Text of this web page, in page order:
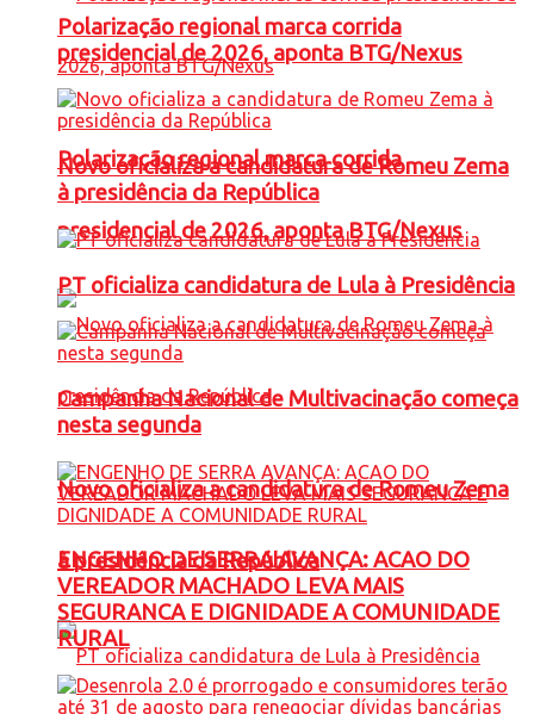
Polarização regional marca corrida
presidencial de 2026, aponta BTG/Nexus
Novo oficializa a candidatura de Romeu Zema
à presidência da República
Polarização regional marca corrida
presidencial de 2026, aponta BTG/Nexus
Novo oficializa a candidatura de Romeu Zema
à presidência da República
PT oficializa candidatura de Lula à Presidência
Campanha Nacional de Multivacinação começa
nesta segunda
ENGENHO DE SERRA AVANÇA: ACAO DO
VEREADOR MACHADO LEVA MAIS
SEGURANCA E DIGNIDADE A COMUNIDADE
RURAL